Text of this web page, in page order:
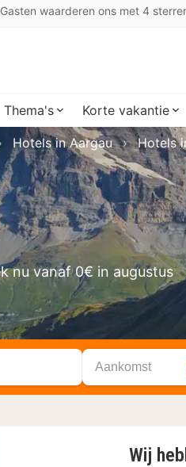
Gasten waarderen ons met 4
Thema's Korte vakantie
nu vanaf 0€ in augustus
Hotels in Aargau Hotels
Aankomst
Wij